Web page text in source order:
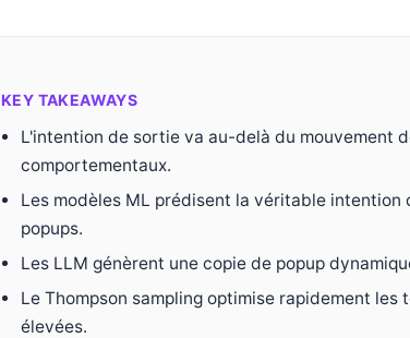
KEY TAKEAWAYS
L'intention de sortie va au-delà du mouvement
comportementaux.
Les modèles ML prédisent la véritable
popups.
Les LLM génèrent une copie de popup
Le Thompson sampling optimise rapidement
élevées.